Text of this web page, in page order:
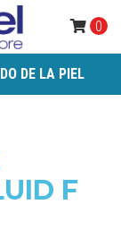
DE LA PIEL
0
F